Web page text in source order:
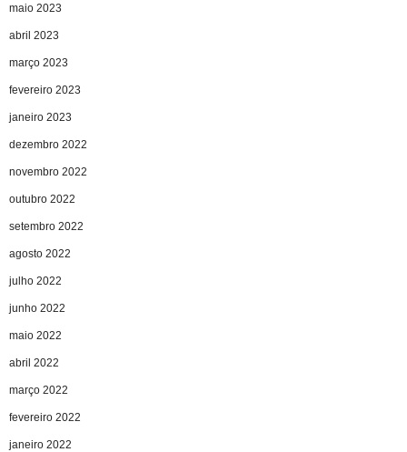
maio 2023
abril 2023
março 2023
fevereiro 2023
janeiro 2023
dezembro 2022
novembro 2022
outubro 2022
setembro 2022
agosto 2022
julho 2022
junho 2022
maio 2022
abril 2022
março 2022
fevereiro 2022
janeiro 2022